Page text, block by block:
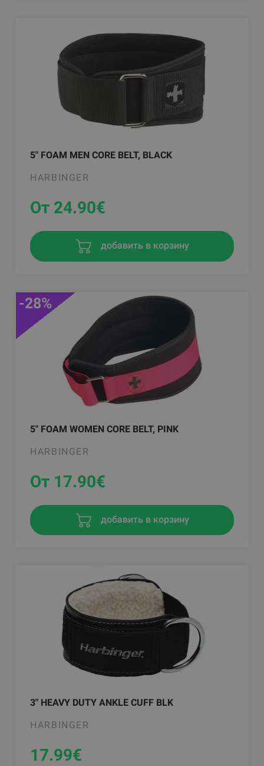
5" FOAM MEN CORE BELT, BLACK
HARBINGER
От 24.90€
добавить в корзину
5" FOAM WOMEN CORE BELT, PINK
HARBINGER
-28%
От 17.90€
добавить в корзину
3" HEAVY DUTY ANKLE CUFF BLK
HARBINGER
17.99€